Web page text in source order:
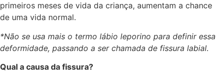
primeiros meses de vida da criança, aumentam a chance
de uma vida normal.
*Não se usa mais o termo lábio leporino para definir essa
deformidade, passando a ser chamada de fissura labial.
Qual a causa da fissura?